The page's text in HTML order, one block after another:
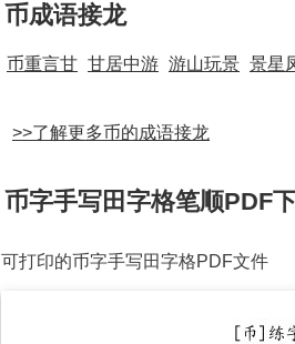
币成语接龙
币重言甘 甘居中游 游山玩景 景星
>>了解更多币的成语接龙
币字手写田字格笔顺PDF
可打印的币字手写田字格PDF文件